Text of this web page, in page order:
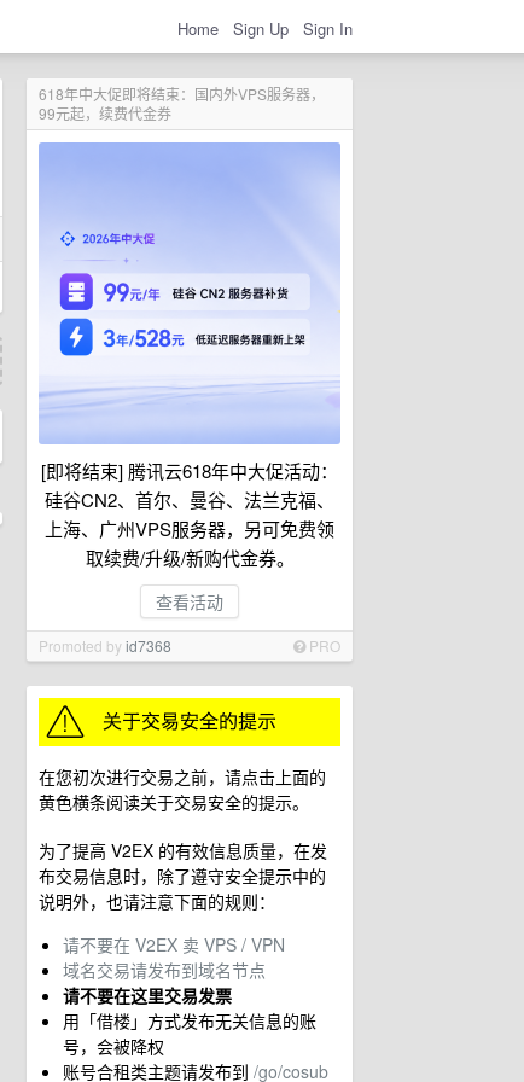
Home Sign Up Sign In
618年中大促即将结束：国内外VPS服务器，
99元起，续费代金券
[即将结束] 腾讯云618年中大促活动：
硅谷CN2、首尔、曼谷、法兰克福、
上海、广州VPS服务器，另可免费领
取续费/升级/新购代金券。
查看活动
Promoted byid7368 PRO
在您初次进行交易之前，请点击上面的
黄色横条阅读关于交易安全的提示。
为了提高 V2EX 的有效信息质量，在发
布交易信息时，除了遵守安全提示中的
说明外，也请注意下面的规则：
请不要在 V2EX 卖 VPS / VPN
域名交易请发布到域名节点
请不要在这里交易发票
用「借楼」方式发布无关信息的账
号，会被降权
账号合租类主题请发布到 /go/cosub